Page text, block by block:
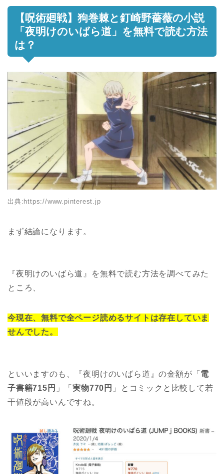
【呪術廻戦】狗巻棘と釘崎野薔薇の小説
「夜明けのいばら道」を無料で読む方法
は？
出典: https://www.pinterest.jp
まず結論になります。
『夜明けのいばら道』を無料で読む方法を調べてみた
ところ、
今現在、無料で全ページ読めるサイトは存在していま
せんでした。
といいますのも、『夜明けのいばら道』の金額が「 電
子書籍715円 」「実物770円 」とコミックと比較して若
干値段が高いんですね。